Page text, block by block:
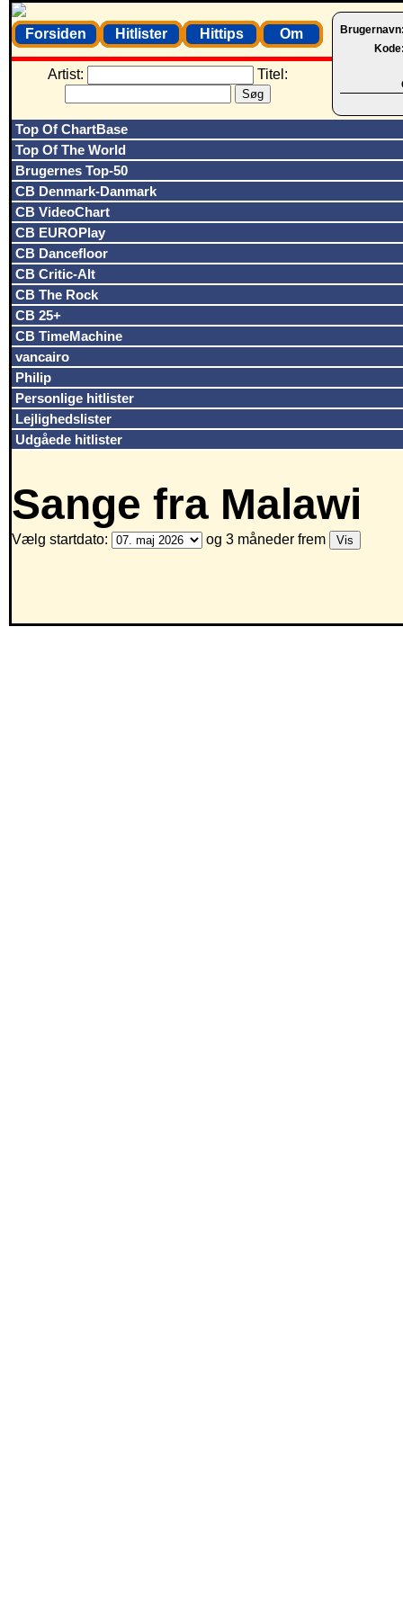
Forsiden Hitlister Hittips Om
Artist: Titel:
Top Of ChartBase
Top Of The World
Brugernes Top-50
CB Denmark-Danmark
CB VideoChart
CB EUROPlay
CB Dancefloor
CB Critic-Alt
CB The Rock
CB 25+
CB TimeMachine
vancairo
Philip
Personlige hitlister
Lejlighedslister
Udgåede hitlister
Sange fra Malawi
Vælg startdato: og 3 måneder frem